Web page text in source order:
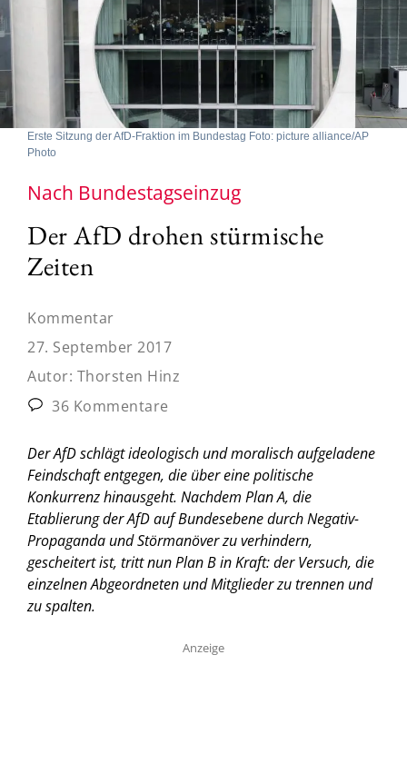
Erste Sitzung der AfD-Fraktion im Bundestag Foto: picture alliance/AP
Photo
Nach Bundestagseinzug
Der AfD drohen stürmische
Zeiten
Kommentar
27. September 2017
Autor: Thorsten Hinz
36 Kommentare
Der AfD schlägt ideologisch und moralisch aufgeladene
Feindschaft entgegen, die über eine politische
Konkurrenz hinausgeht. Nachdem Plan A, die
Etablierung der AfD auf Bundesebene durch Negativ-
Propaganda und Störmanöver zu verhindern,
gescheitert ist, tritt nun Plan B in Kraft: der Versuch, die
einzelnen Abgeordneten und Mitglieder zu trennen und
zu spalten.
Anzeige